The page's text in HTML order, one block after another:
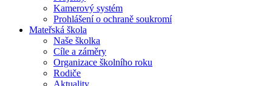
Kamerový systém
Prohlášení o ochraně soukromí
Mateřská škola
Naše školka
Cíle a záměry
Organizace školního roku
Rodiče
Aktuality